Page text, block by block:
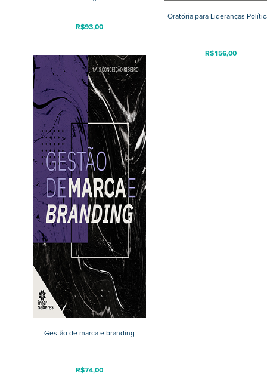
Oratória para Lideranças
R$156,00
R$93,00
Gestão de marca e branding
R$74,00